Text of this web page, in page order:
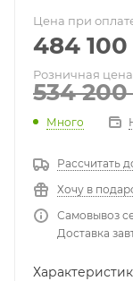
Цена при
484 100
Розничная цена
534 200
Много
Рассчитать
Хочу в
Самовывоз
Доставка